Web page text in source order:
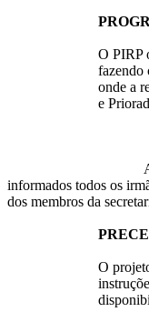
O PIRP
fazendo
onde a
e
informados todos os
dos membros da
O